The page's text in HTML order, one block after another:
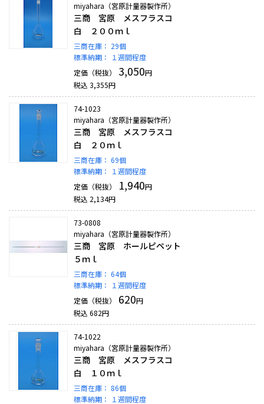
miyahara（宮原計量器製作所）
三商 宮原 メスフラスコ
白 ２００ｍｌ
三商在庫： 29個
標準納期：
１週間程度
定価（税抜）
3,050円
税込 3,355円
74-1023
miyahara（宮原計量器製作所）
三商 宮原 メスフラスコ
白 ２０ｍｌ
三商在庫： 69個
標準納期：
１週間程度
定価（税抜）
1,940円
税込 2,134円
73-0808
miyahara（宮原計量器製作所）
三商 宮原 ホールピペット
５ｍｌ
三商在庫： 64個
標準納期：
１週間程度
定価（税抜）
620円
税込 682円
74-1022
miyahara（宮原計量器製作所）
三商 宮原 メスフラスコ
白 １０ｍｌ
三商在庫： 86個
標準納期：
１週間程度